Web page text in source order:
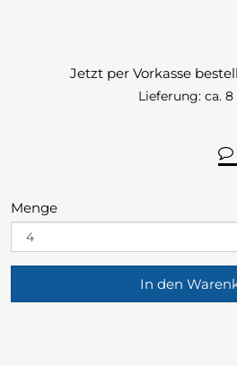
Jetzt per Vorkasse
Lieferung: ca.
Menge
In den